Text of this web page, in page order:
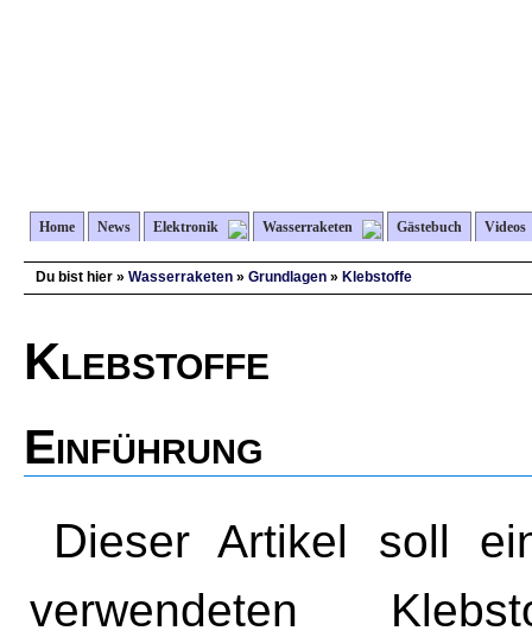
Home News Elektronik Wasserraketen Gästebuch Videos
Du bist hier » Wasserraketen » Grundlagen » Klebstoffe
Klebstoffe
Einführung
Dieser Artikel soll einen kleine Überblick über die
verwendeten